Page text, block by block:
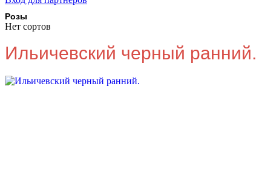
Розы
Нет сортов
Ильичевский черный ранний.